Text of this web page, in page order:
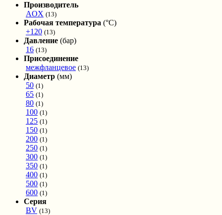
Производитель
AOX (13)
Рабочая температура (°С)
+120 (13)
Давление (бар)
16 (13)
Присоединение
межфланцевое (13)
Диаметр (мм)
50 (1)
65 (1)
80 (1)
100 (1)
125 (1)
150 (1)
200 (1)
250 (1)
300 (1)
350 (1)
400 (1)
500 (1)
600 (1)
Серия
BV (13)